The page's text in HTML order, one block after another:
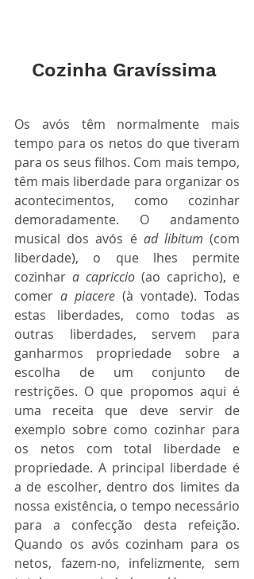
Cozinha Gravíssima
Os avós têm normalmente mais
tempo para os netos do que tiveram
para os seus filhos. Com mais tempo,
têm mais liberdade para organizar os
acontecimentos, como cozinhar
demoradamente. O andamento
musical dos avós é ad libitum (com
liberdade), o que lhes permite
cozinhar a capriccio (ao capricho), e
comer a piacere (à vontade). Todas
estas liberdades, como todas as
outras liberdades, servem para
ganharmos propriedade sobre a
escolha de um conjunto de
restrições. O que propomos aqui é
uma receita que deve servir de
exemplo sobre como cozinhar para
os netos com total liberdade e
propriedade. A principal liberdade é
a de escolher, dentro dos limites da
nossa existência, o tempo necessário
para a confecção desta refeição.
Quando os avós cozinham para os
netos, fazem-no, infelizmente, sem